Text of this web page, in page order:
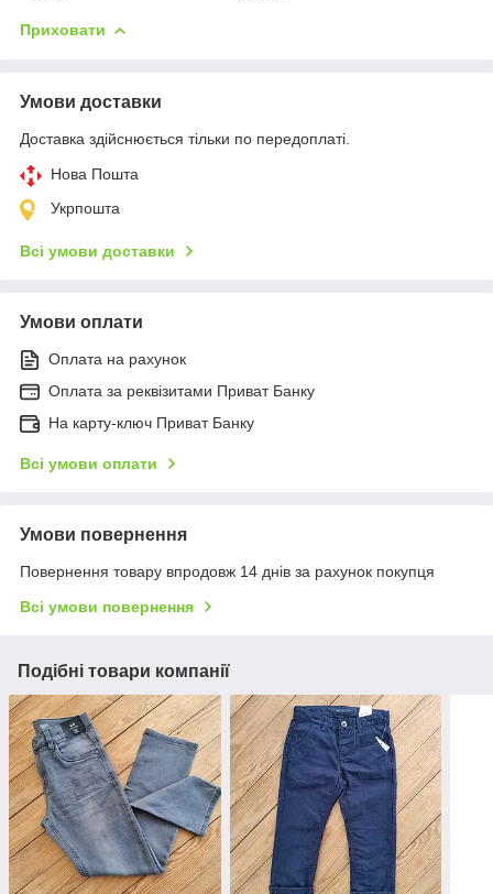
Приховати
Умови доставки
Доставка здійснюється тільки по передоплаті.
Нова Пошта
Укрпошта
Всі умови доставки
Умови оплати
Оплата на рахунок
Оплата за реквізитами Приват Банку
На карту-ключ Приват Банку
Всі умови оплати
Умови повернення
Повернення товару впродовж 14 днів за рахунок покупця
Всі умови повернення
Подібні товари компанії